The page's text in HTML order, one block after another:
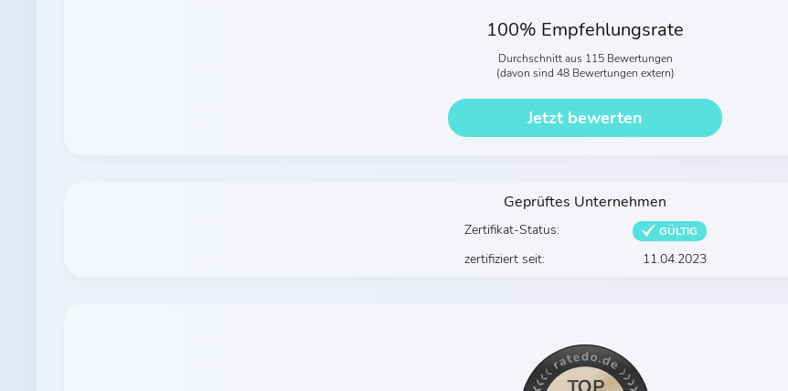
100% Empfehlungsrate
Durchschnitt aus 115 Bewertungen
(davon sind 48 Bewertungen extern)
Jetzt bewerten
Geprüftes Unternehmen
Zertifikat-Status: GÜLTIG
zertifiziert seit: 11.04.2023